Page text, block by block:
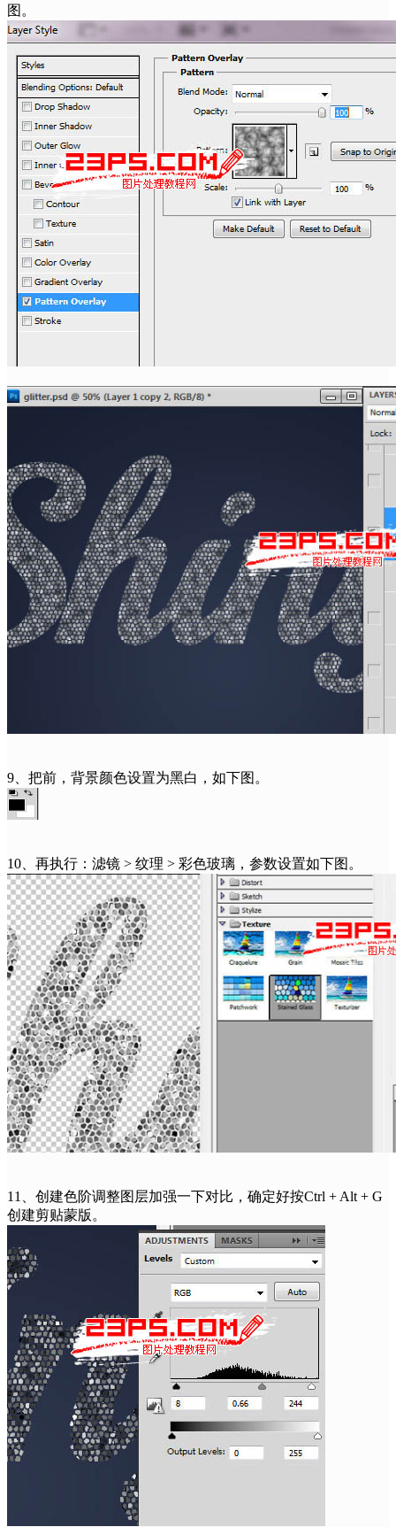
图。
9、把前，背景颜色设置为黑白，如下图。
10、再执行：滤镜 > 纹理 > 彩色玻璃，参数设置如下图。
11、创建色阶调整图层加强一下对比，确定好按Ctrl + Alt + G
创建剪贴蒙版。